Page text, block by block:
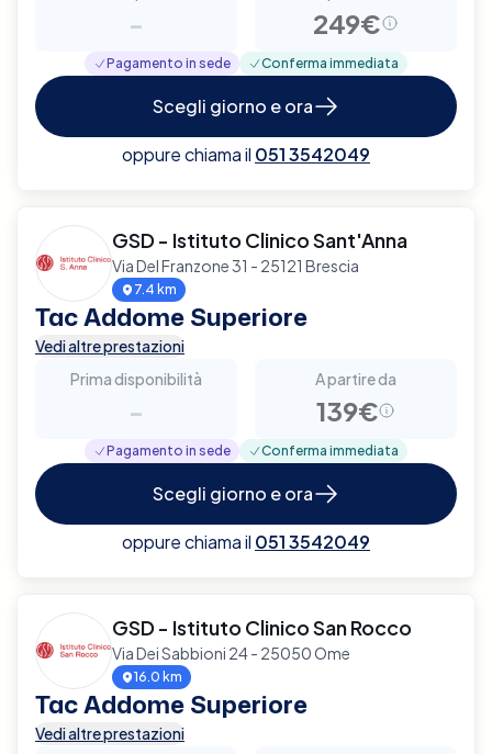
- 249€
Pagamento in sede Conferma immediata
Scegli giorno e ora
oppure chiama il 051 3542049
GSD - Istituto Clinico Sant'Anna
Via Del Franzone 31 - 25121 Brescia
7.4 km
Tac Addome Superiore
Vedi altre prestazioni
Prima disponibilità
-
A partire da
139€
Pagamento in sede Conferma immediata
Scegli giorno e ora
oppure chiama il 051 3542049
GSD - Istituto Clinico San Rocco
Via Dei Sabbioni 24 - 25050 Ome
16.0 km
Tac Addome Superiore
Vedi altre prestazioni